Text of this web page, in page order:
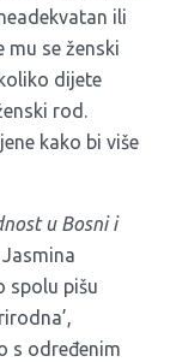
ili
se ženski
dijete
rod.
kako bi više
u Bosni i
spolu pišu
s određenim